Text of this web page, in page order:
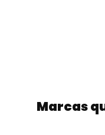
Marcas